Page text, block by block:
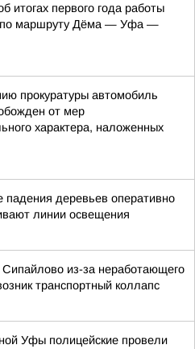
итогах первого года работы
по маршруту Дёма — Уфа —
прокуратуры автомобиль
от мер
характера, наложенных
деревьев оперативно
линии освещения
из-за неработающего
транспортный коллапс
Уфы полицейские провели